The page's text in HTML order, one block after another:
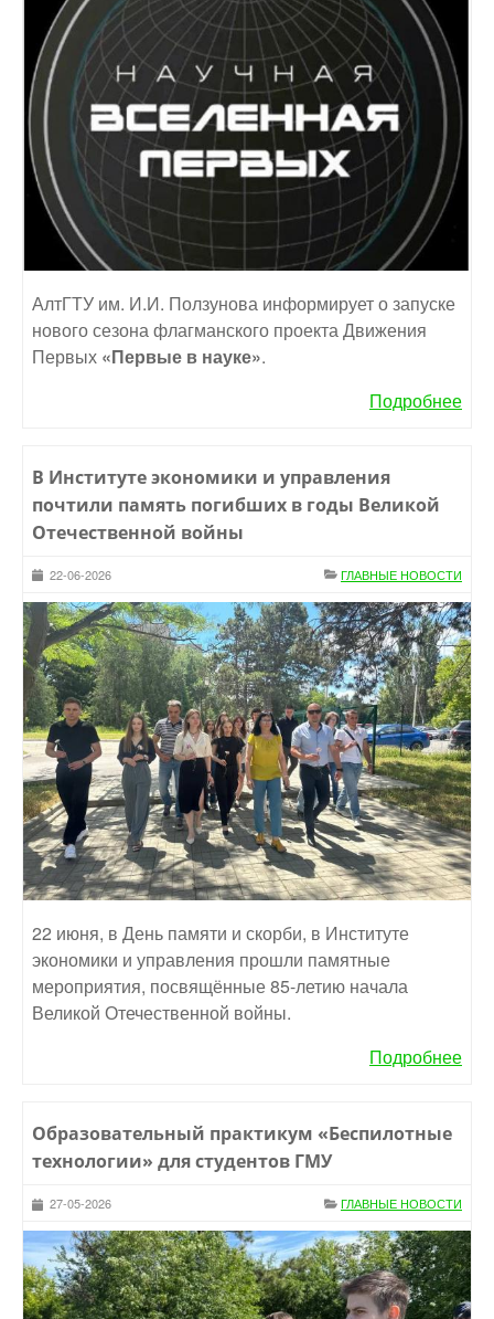
АлтГТУ им. И.И. Ползунова информирует о запуске
нового сезона флагманского проекта Движения
Первых «Первые в науке».
Подробнее
В Институте экономики и управления
почтили память погибших в годы Великой
Отечественной войны
22-06-2026 ГЛАВНЫЕ НОВОСТИ
22 июня, в День памяти и скорби, в Институте
экономики и управления прошли памятные
мероприятия, посвящённые 85-летию начала
Великой Отечественной войны.
Подробнее
Образовательный практикум «Беспилотные
технологии» для студентов ГМУ
27-05-2026 ГЛАВНЫЕ НОВОСТИ